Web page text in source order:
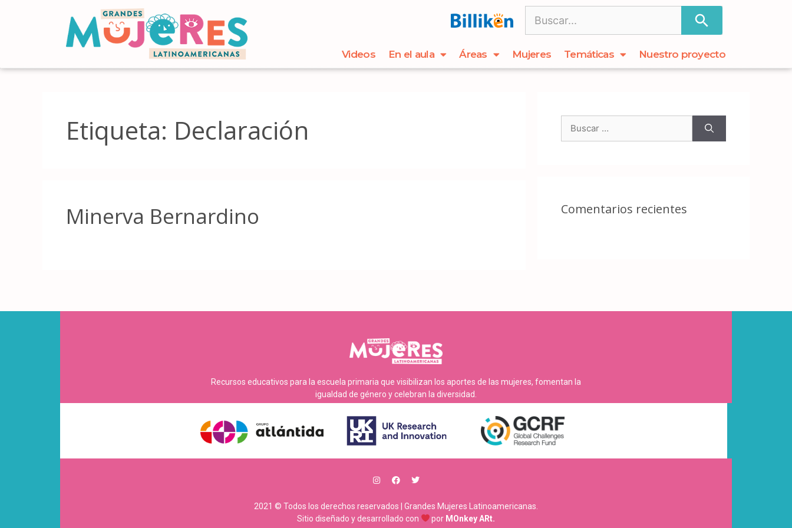
Videos En el aula Áreas Mujeres Temáticas Nuestro proyecto
Etiqueta: Declaración
Minerva Bernardino Comentarios recientes
Recursos educativos para la escuela primaria que visibilizan los aportes de las mujeres, fomentan la
igualdad de género y celebran la diversidad.
2021 © Todos los derechos reservados | Grandes Mujeres Latinoamericanas.
Sitio diseñado y desarrollado con
por MOnkey ARt.